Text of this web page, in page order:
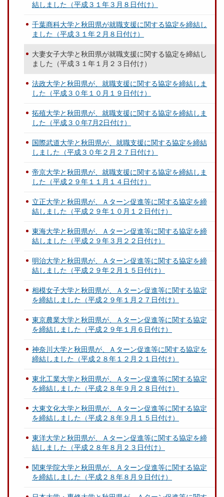
結しました（平成３１年３月８日付け）
千葉商科大学と秋田県が就職支援に関する協定を締結し
ました（平成３１年２月８日付け）
大妻女子大学と秋田県が就職支援に関する協定を締結し
ました（平成３１年１月２３日付け）
法政大学と秋田県が、就職支援に関する協定を締結しま
した（平成３０年１０月１９日付け）
拓殖大学と秋田県が、就職支援に関する協定を締結しま
した（平成３０年7月2日付け）
国際武道大学と秋田県が、就職支援に関する協定を締結
しました（平成３０年２月２７日付け）
帝京大学と秋田県が、就職支援に関する協定を締結しま
した（平成２９年１１月１４日付け）
立正大学と秋田県が、Ａターン促進等に関する協定を締
結しました（平成２９年１０月１２日付け）
東海大学と秋田県が、Ａターン促進等に関する協定を締
結しました（平成２９年３月２２日付け）
明治大学と秋田県が、Ａターン促進等に関する協定を締
結しました（平成２９年２月１５日付け）
相模女子大学と秋田県が、Ａターン促進等に関する協定
を締結しました（平成２９年１月２７日付け）
東京農業大学と秋田県が、Ａターン促進等に関する協定
を締結しました（平成２９年１月６日付け）
神奈川大学と秋田県が、Ａターン促進等に関する協定を
締結しました（平成２８年１２月２１日付け）
東北工業大学と秋田県が、Ａターン促進等に関する協定
を締結しました（平成２８年９月２８日付け）
大東文化大学と秋田県が、Ａターン促進等に関する協定
を締結しました（平成２８年９月１５日付け）
東洋大学と秋田県が、Ａターン促進等に関する協定を締
結しました（平成２８年８月２３日付け）
関東学院大学と秋田県が、Ａターン促進等に関する協定
を締結しました（平成２８年８月９日付け）